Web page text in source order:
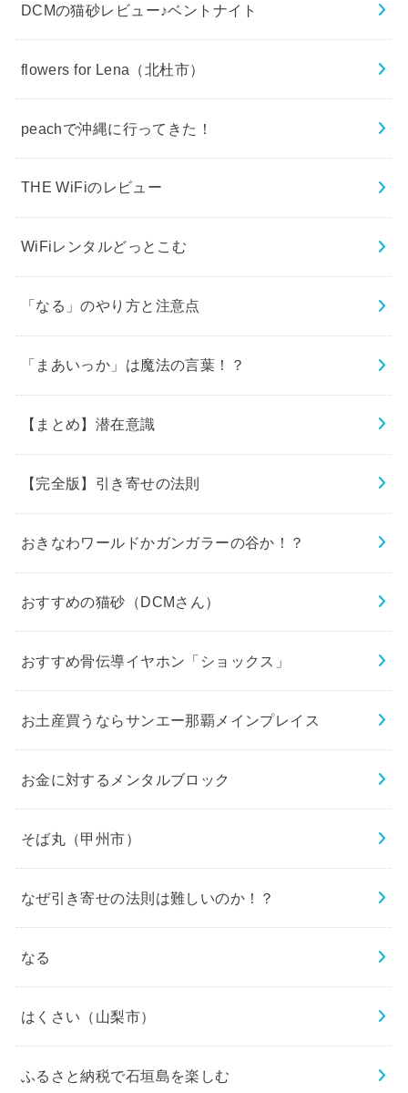
DCMの猫砂レビュー♪ベントナイト
flowers for Lena（北杜市）
peachで沖縄に行ってきた！
THE WiFiのレビュー
WiFiレンタルどっとこむ
「なる」のやり方と注意点
「まあいっか」は魔法の言葉！？
【まとめ】潜在意識
【完全版】引き寄せの法則
おきなわワールドかガンガラーの谷か！？
おすすめの猫砂（DCMさん）
おすすめ骨伝導イヤホン「ショックス」
お土産買うならサンエー那覇メインプレイス
お金に対するメンタルブロック
そば丸（甲州市）
なぜ引き寄せの法則は難しいのか！？
なる
はくさい（山梨市）
ふるさと納税で石垣島を楽しむ